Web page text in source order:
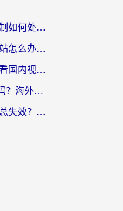
海外党必看：视频受限制如何处理？3步解决国内剧番“看不了”难题
在国外不能登录中国网站怎么办？3步选对回国加速器，无缝刷剧、办业务
在国外有什么软件可以看国内视频？留学生亲测的追剧救星来了
全民K歌国外可以打开吗？海外党听歌听书无限制的实用指南
国外能听歌的音乐软件总失效？这篇教你怎么在海外流畅听网易云